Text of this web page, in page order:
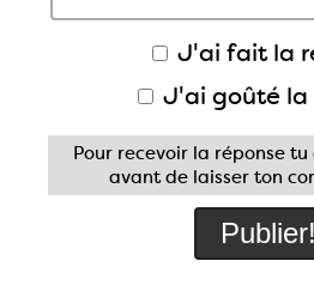
J'ai fait la
J'ai goûté la
Pour recevoir la réponse tu
avant de laisser ton